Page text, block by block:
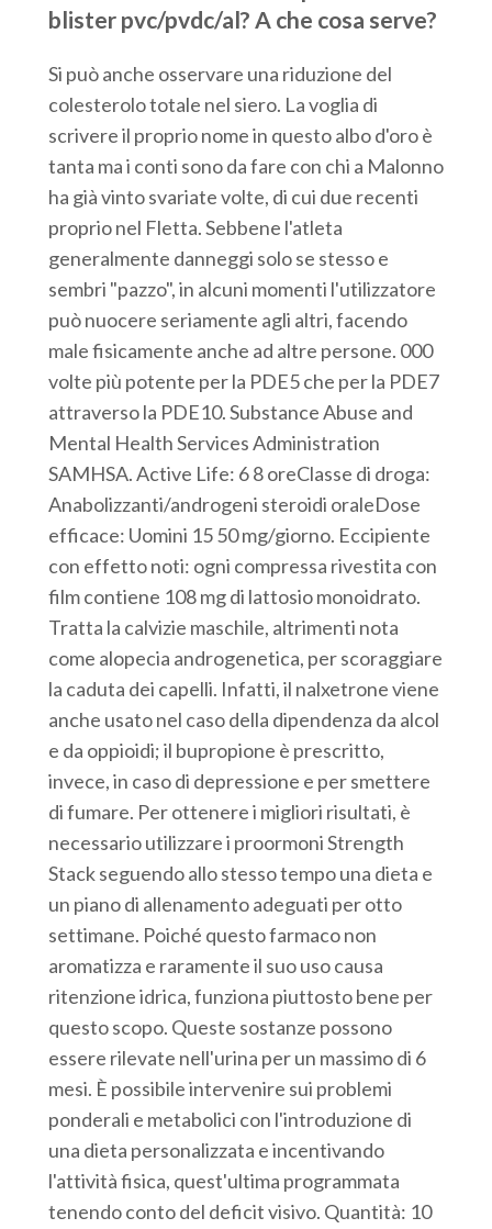
blister pvc/pvdc/al? A che cosa serve?
Si può anche osservare una riduzione del
colesterolo totale nel siero. La voglia di
scrivere il proprio nome in questo albo d'oro è
tanta ma i conti sono da fare con chi a Malonno
ha già vinto svariate volte, di cui due recenti
proprio nel Fletta. Sebbene l'atleta
generalmente danneggi solo se stesso e
sembri "pazzo", in alcuni momenti l'utilizzatore
può nuocere seriamente agli altri, facendo
male fisicamente anche ad altre persone. 000
volte più potente per la PDE5 che per la PDE7
attraverso la PDE10. Substance Abuse and
Mental Health Services Administration
SAMHSA. Active Life: 6 8 oreClasse di droga:
Anabolizzanti/androgeni steroidi oraleDose
efficace: Uomini 15 50 mg/giorno. Eccipiente
con effetto noti: ogni compressa rivestita con
film contiene 108 mg di lattosio monoidrato.
Tratta la calvizie maschile, altrimenti nota
come alopecia androgenetica, per scoraggiare
la caduta dei capelli. Infatti, il nalxetrone viene
anche usato nel caso della dipendenza da alcol
e da oppioidi; il bupropione è prescritto,
invece, in caso di depressione e per smettere
di fumare. Per ottenere i migliori risultati, è
necessario utilizzare i proormoni Strength
Stack seguendo allo stesso tempo una dieta e
un piano di allenamento adeguati per otto
settimane. Poiché questo farmaco non
aromatizza e raramente il suo uso causa
ritenzione idrica, funziona piuttosto bene per
questo scopo. Queste sostanze possono
essere rilevate nell'urina per un massimo di 6
mesi. È possibile intervenire sui problemi
ponderali e metabolici con l'introduzione di
una dieta personalizzata e incentivando
l'attività fisica, quest'ultima programmata
tenendo conto del deficit visivo. Quantità: 10